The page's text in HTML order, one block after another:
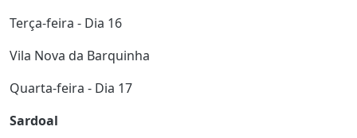
Terça-feira - Dia 16
Vila Nova da Barquinha
Quarta-feira - Dia 17
Sardoal